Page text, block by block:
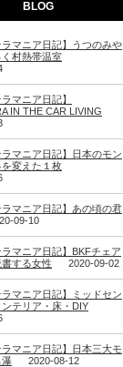
BLOG
ラマニア日記】うつのみや
村熱帯温室
ラマニア日記】
IN THE CAR LIVING
ラマニア日記】日本のモン
変えた１枚
ラマニア日記】あの頃の君
09-10
ラマニア日記】BKFチェア
する女性
2020-09-02
ラマニア日記】ミッドセン
テリア・床・DIY
ラマニア日記】日本三大モ
瀑
2020-08-12